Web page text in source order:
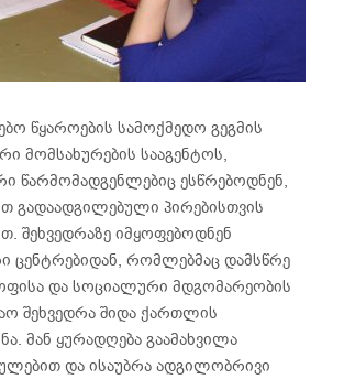
წყაროების სამოქმედო გეგმის
მომსახურების სააგენტოს,
წარმომადგენლებიც ესწრებოდნენ,
გადაადგილებული პირებისთვის
შეხვედრაზე იმყოფებოდნენ
ცენტრებიდან, რომლებმაც დამსწრე
და სოციალური მდგომარეობის
შეხვედრა შიდა ქართლის
მან ყურადღება გაამახვილა
და ისაუბრა ადგილობრივი